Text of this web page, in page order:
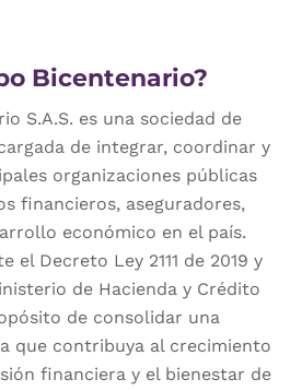
Bicentenario?
S.A.S. es una sociedad de
de integrar, coordinar y
organizaciones públicas
financieros, aseguradores,
económico en el país.
el Decreto Ley 2111 de 2019 y
de Hacienda y Crédito
de consolidar una
que contribuya al crecimiento
financiera y el bienestar de